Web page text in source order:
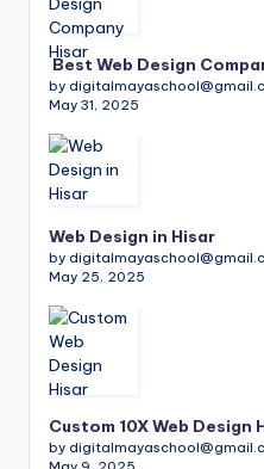
Best Web Design
by
May 31, 2025
Web Design in Hisar
by
May 25, 2025
Custom 10X Web Design
by